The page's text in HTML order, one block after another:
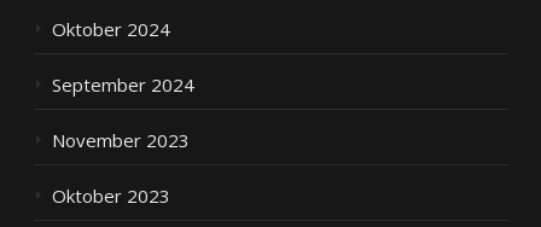
Oktober 2024
September 2024
November 2023
Oktober 2023